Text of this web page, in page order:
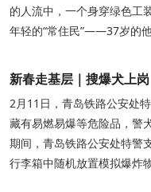
的人流中，一个身穿绿色工
年轻的“常住民”——37岁的
新春走基层｜搜爆犬上
2月11日，青岛铁路公安处
藏有易燃易爆等危险品，警
期间，青岛铁路公安处特警
行李箱中随机放置模拟爆炸